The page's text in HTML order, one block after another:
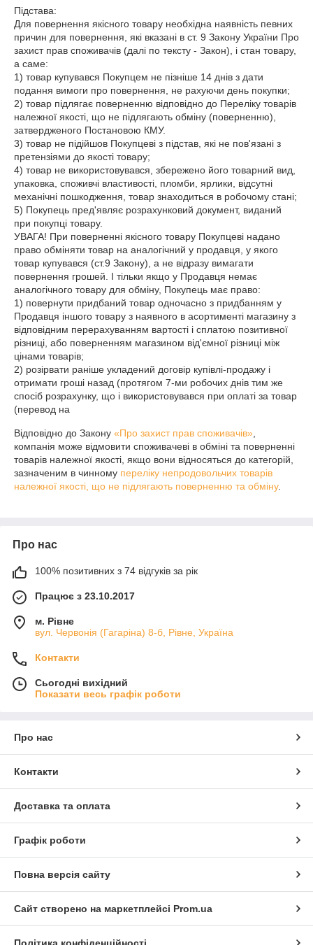
Підстава:
Для повернення якісного товару необхідна наявність певних
причин для повернення, які вказані в ст. 9 Закону України Про
захист прав споживачів (далі по тексту - Закон), і стан товару,
а саме:
1) товар купувався Покупцем не пізніше 14 днів з дати
подання вимоги про повернення, не рахуючи день покупки;
2) товар підлягає поверненню відповідно до Переліку товарів
належної якості, що не підлягають обміну (поверненню),
затвердженого Постановою КМУ.
3) товар не підійшов Покупцеві з підстав, які не пов'язані з
претензіями до якості товару;
4) товар не використовувався, збережено його товарний вид,
упаковка, споживчі властивості, пломби, ярлики, відсутні
механічні пошкодження, товар знаходиться в робочому стані;
5) Покупець пред'являє розрахунковий документ, виданий
при покупці товару.
УВАГА! При поверненні якісного товару Покупцеві надано
право обміняти товар на аналогічний у продавця, у якого
товар купувався (ст.9 Закону), а не відразу вимагати
повернення грошей. І тільки якщо у Продавця немає
аналогічного товару для обміну, Покупець має право:
1) повернути придбаний товар одночасно з придбанням у
Продавця іншого товару з наявного в асортименті магазину з
відповідним перерахуванням вартості і сплатою позитивної
різниці, або поверненням магазином від'ємної різниці між
цінами товарів;
2) розірвати раніше укладений договір купівлі-продажу і
отримати гроші назад (протягом 7-ми робочих днів тим же
спосіб розрахунку, що і використовувався при оплаті за товар
(перевод на
Відповідно до Закону «Про захист прав споживачів»
компанія може відмовити споживачеві в обміні та поверненні
товарів належної якості, якщо вони відносяться до категорій,
зазначеним в чинному переліку непродовольчих товарів
належної якості, що не підлягають поверненню та обміну.
Про нас
100% позитивних з 74 відгуків за рік
Працює з 23.10.2017
м. Рівне
вул. Червонія (Гагаріна) 8-б, Рівне, Україна
Контакти
Сьогодні вихідний
Показати весь графік роботи
Про нас
Контакти
Доставка та оплата
Графік роботи
Повна версія сайту
Сайт створено на маркетплейсі Prom.ua